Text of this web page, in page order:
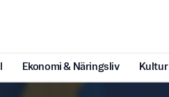
Ekonomi & Näringsliv Kultur